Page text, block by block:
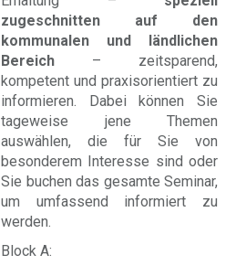
zugeschnitten auf den
kommunalen und ländlichen
Bereich – zeitsparend,
kompetent und praxisorientiert zu
informieren. Dabei können Sie
tageweise jene Themen
auswählen, die für Sie von
besonderem Interesse sind oder
Sie buchen das gesamte Seminar,
um umfassend informiert zu
werden.
Block A: